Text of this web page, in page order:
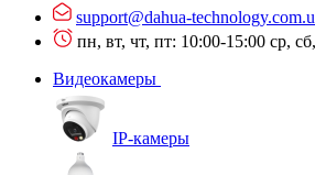
support@dahua-
пн, вт, чт, пт: 10:00-15:00 ср,
Видеокамеры
IP-камеры